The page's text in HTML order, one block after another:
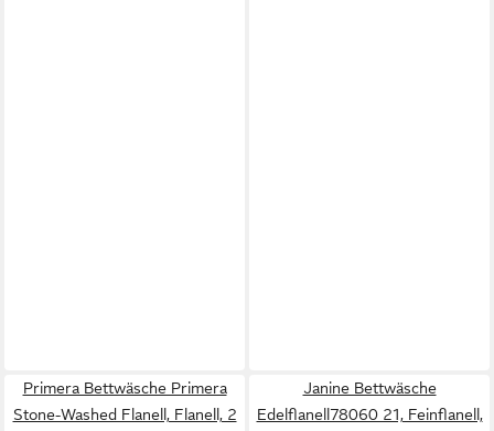
Primera Bettwäsche Primera
Stone-Washed Flanell, Flanell, 2
Janine Bettwäsche
Edelflanell78060 21, Feinflanell,